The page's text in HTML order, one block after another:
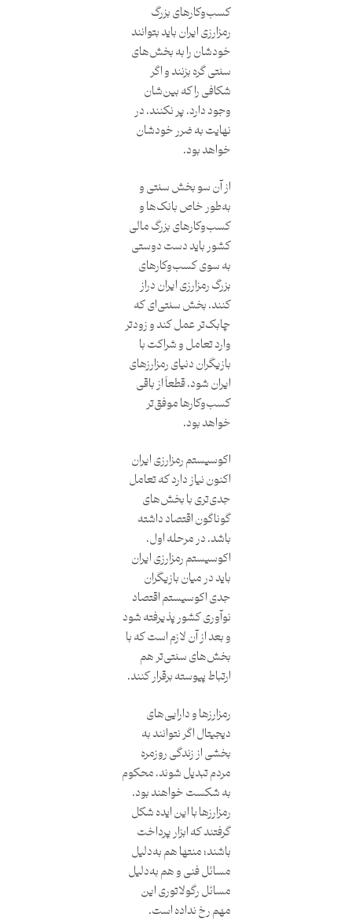
کسب‌وکارهای بزرگ
رمزارزی ایران باید بتوانند
خودشان را به بخش‌های
سنتی گره بزنند و اگر
شکافی را که بین‌شان
وجود دارد، پر نکنند، در
نهایت به ضرر خودشان
خواهد بود.
از آن سو بخش سنتی و
به‌طور خاص بانک‌ها و
کسب‌وکارهای بزرگ مالی
کشور باید دست دوستی
به سوی کسب‌وکارهای
بزرگ رمزارزی ایران دراز
کنند. بخش سنتی‌ای که
چابک‌تر عمل کند و زودتر
وارد تعامل و شراکت با
بازیگران دنیای رمزارزهای
ایران شود، قطعاً از باقی
کسب‌وکارها موفق‌تر
خواهد بود.
اکوسیستم رمزارزی ایران
اکنون نیاز دارد که تعامل
جدی‌تری با بخش‌های
گوناگون اقتصاد داشته
باشد. در مرحله اول،
اکوسیستم رمزارزی ایران
باید در میان بازیگران
جدی اکوسیستم اقتصاد
نوآوری کشور پذیرفته شود
و بعد از آن لازم است که با
بخش‌های سنتی‌تر هم
ارتباط پیوسته برقرار کنند.
رمزارزها و دارایی‌های
دیجیتال اگر نتوانند به
بخشی از زندگی روزمره
مردم تبدیل شوند، محکوم
به شکست خواهند بود.
رمزارزها با این ایده شکل
گرفتند که ابزار پرداخت
باشند؛ منتها هم به‌دلیل
مسائل فنی و هم به‌دلیل
مسائل رگولاتوری این
مهم رخ نداده است.